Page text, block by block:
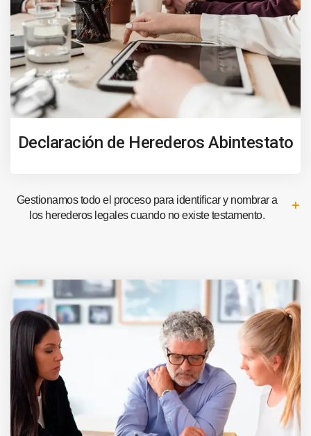
Declaración de Herederos Abintestato
Gestionamos todo el proceso para identificar y nombrar a
los herederos legales cuando no existe testamento.